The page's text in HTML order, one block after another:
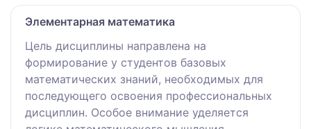
Элементарная математика
Цель дисциплины направлена на
формирование у студентов базовых
математических знаний, необходимых для
последующего освоения профессиональных
дисциплин. Особое внимание уделяется